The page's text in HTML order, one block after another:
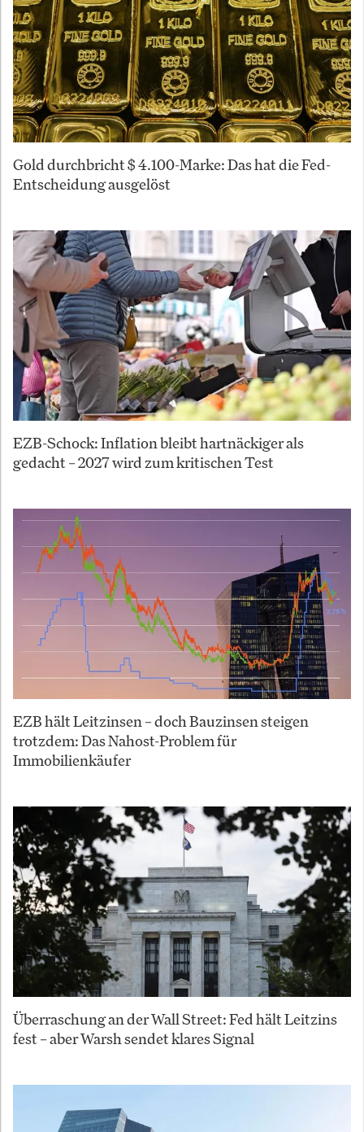
Gold durchbricht $ 4.100-Marke: Das hat die Fed-
Entscheidung ausgelöst
EZB-Schock: Inflation bleibt hartnäckiger als
gedacht – 2027 wird zum kritischen Test
EZB hält Leitzinsen – doch Bauzinsen steigen
trotzdem: Das Nahost-Problem für
Immobilienkäufer
Überraschung an der Wall Street: Fed hält Leitzins
fest – aber Warsh sendet klares Signal